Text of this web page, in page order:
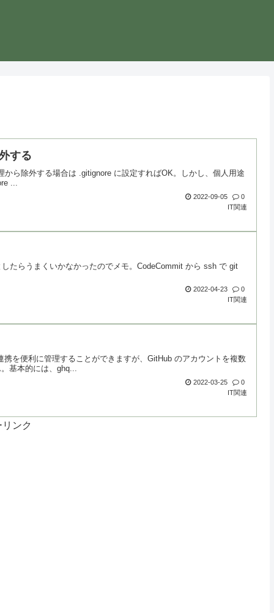
する
ら除外する場合は .gitignore に設定すればOK。しかし、個人用途
...
2022-09-05
0
IT関連
たらうまくいかなかったのでメモ。CodeCommit から ssh で git
2022-04-23
0
IT関連
を便利に管理することができますが、GitHub のアカウントを複数
基本的には、ghq...
2022-03-25
0
IT関連
ンク